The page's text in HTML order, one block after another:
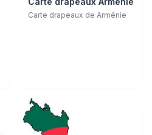
Carte drapeaux de Arménie